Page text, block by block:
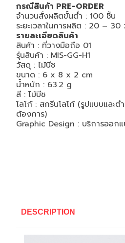
กรณีสินค้า PRE-ORDER
จำนวนสั่งผลิตขั้นต่ำ : 100 ชิ้น
ระยะเวลาในการผลิต : 20 – 30
รายละเอียดสินค้า
สินค้า : ที่วางมือถือ 01
รุ่นสินค้า : MIS-GG-H1
วัสดุ : ไม้บีช
ขนาด : 6 x 8 x 2 cm
น้ำหนัก : 63.2 g
สี : ไม้บีช
โลโก้ : สกรีนโลโก้ (รูปแบบและต
ต้องการ)
Graphic Design : บริการออก
DESCRIPTION